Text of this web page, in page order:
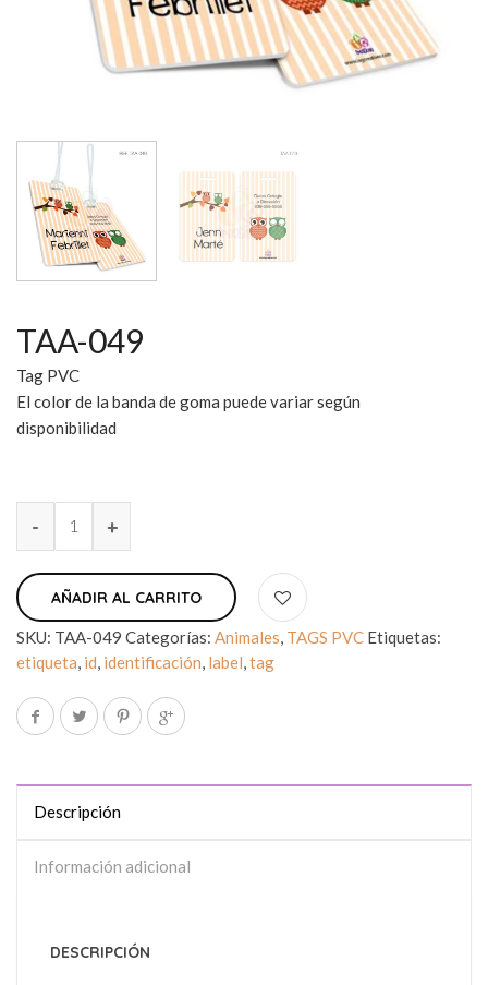
TAA-049
Tag PVC
El color de la banda de goma puede variar según
disponibilidad
AÑADIR AL CARRITO
SKU: TAA-049 Categorías: Animales, TAGS PVC Etiquetas:
etiqueta, id, identificación, label,tag
Descripción
Información adicional
DESCRIPCIÓN